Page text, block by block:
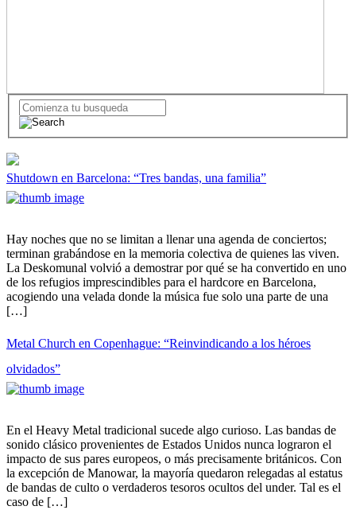
Shutdown en Barcelona: “Tres bandas, una familia”
Hay noches que no se limitan a llenar una agenda de conciertos;
terminan grabándose en la memoria colectiva de quienes las viven.
La Deskomunal volvió a demostrar por qué se ha convertido en uno
de los refugios imprescindibles para el hardcore en Barcelona,
acogiendo una velada donde la música fue solo una parte de una
[…]
Metal Church en Copenhague: “Reinvindicando a los héroes
olvidados”
En el Heavy Metal tradicional sucede algo curioso. Las bandas de
sonido clásico provenientes de Estados Unidos nunca lograron el
impacto de sus pares europeos, o más precisamente británicos. Con
la excepción de Manowar, la mayoría quedaron relegadas al estatus
de bandas de culto o verdaderos tesoros ocultos del under. Tal es el
caso de […]